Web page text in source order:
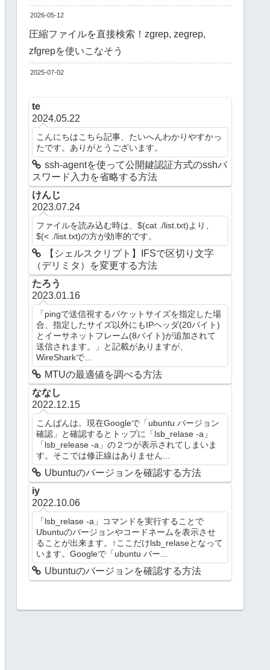
2026-05-12
圧縮ファイルを直接検索！zgrep, zegrep,
zfgrepを使いこなそう
2025-07-02
te
2024.05.22
こんにちはこちら記事、たいへんわかりやすかっ
たです。ありがとうございます。
ssh-agentを使って公開鍵認証方式のsshパ
スワード入力を省略する方法
けんじ
2023.07.24
ファイルを読み込む時は、$(cat ./list.txt)より、
$(< ./list.txt)の方が効率的です。
【シェルスクリプト】IFSで区切り文字
（デリミタ）を変更する方法
たろう
2023.01.16
「pingで送信視するパケットサイズを指定した場
合、指定したサイズ以外にもIPヘッダ(20バイト)
とイーサネットフレーム(8バイト)が追加されて
送信されます。」と記載がありますが、
WireSharkで...
MTUの最適値を調べる方法
ななし
2022.12.15
こんばんは。現在Googleで「ubuntu バージョン
確認」と確認するとトップに「lsb_relase -a」
「lsb_release -a」の２つが表示されてしまいま
す。そこでは修正線はありません...
Ubuntuのバージョンを確認する方法
iy
2022.10.06
「lsb_relase -a」コマンドを実行することで
Ubuntuのバージョンやコードネームを表示させ
ることが出来ます。↑ここだけlsb_relaseとなって
います。Googleで「ubuntu バー...
Ubuntuのバージョンを確認する方法